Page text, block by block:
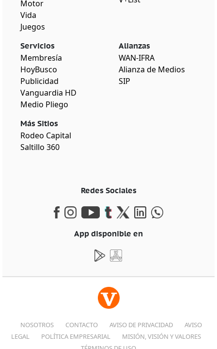
Motor
Vida
Juegos
Servicios
Membresía
HoyBusco
Publicidad
Vanguardia HD
Medio Pliego
Más Sitios
Rodeo Capital
Saltillo 360
Alianzas
WAN-IFRA
Alianza de Medios
SIP
Redes Sociales
App disponible en
NOSOTROS CONTACTO AVISO DE PRIVACIDAD
AVISO
LEGAL
POLÍTICA EMPRESARIAL
MISIÓN, VISIÓN Y VALORES